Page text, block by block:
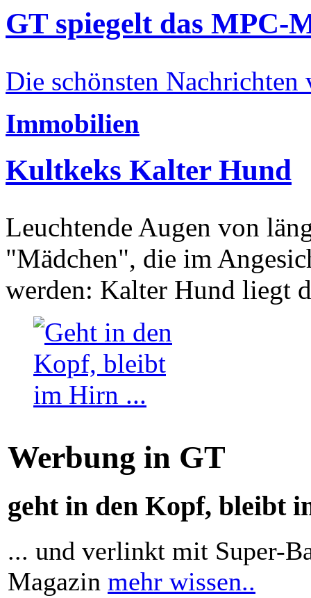
GT spiegelt das MPC-
Die schönsten Nachrichten
Immobilien
Kultkeks Kalter Hund
Leuchtende Augen von
"Mädchen", die im
werden: Kalter Hund liegt
Werbung in GT
geht in den Kopf, bleibt
... und verlinkt mit Super-
Magazin mehr wissen..